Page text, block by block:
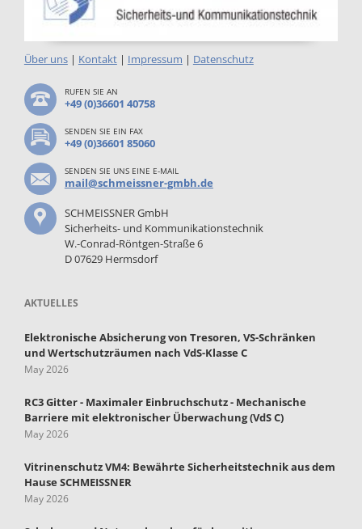
Über uns| Kontakt| Impressum | Datenschutz
RUFEN SIE AN
+49 (0)36601 40758
SENDEN SIE EIN FAX
+49 (0)36601 85060
SENDEN SIE UNS EINE E-MAIL
mail@schmeissner-gmbh.de
SCHMEISSNER GmbH
Sicherheits- und Kommunikationstechnik
W.-Conrad-Röntgen-Straße 6
D 07629 Hermsdorf
AKTUELLES
Elektronische Absicherung von Tresoren, VS-Schränken
und Wertschutzräumen nach VdS-Klasse C
May 2026
RC3 Gitter - Maximaler Einbruchschutz - Mechanische
Barriere mit elektronischer Überwachung (VdS C)
May 2026
Vitrinenschutz VM4: Bewährte Sicherheitstechnik aus dem
Hause SCHMEISSNER
May 2026